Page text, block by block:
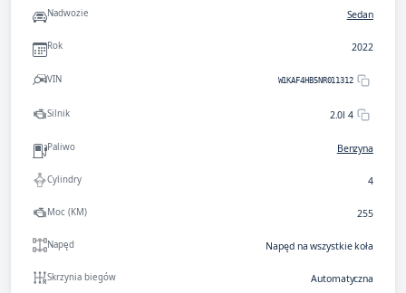
Nadwozie Sedan
Rok 2022
VIN W1KAF4HB5NR011312
Silnik 2.0l 4
Paliwo Benzyna
Cylindry 4
Moc (KM) 255
Napęd Napęd na wszystkie koła
Skrzynia biegów Automatyczna